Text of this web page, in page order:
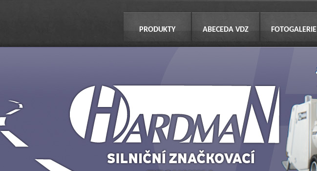
PRODUKTY ABECEDA VDZ FOTOGALERIE